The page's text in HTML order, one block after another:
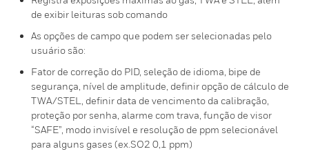
de exibir leituras sob comando
As opções de campo que podem ser selecionadas pelo
usuário são:
Fator de correção do PID, seleção de idioma, bipe de
segurança, nível de amplitude, definir opção de cálculo de
TWA/STEL, definir data de vencimento da calibração,
proteção por senha, alarme com trava, função de visor
“SAFE”, modo invisível e resolução de ppm selecionável
para alguns gases (ex.SO2 0,1 ppm)